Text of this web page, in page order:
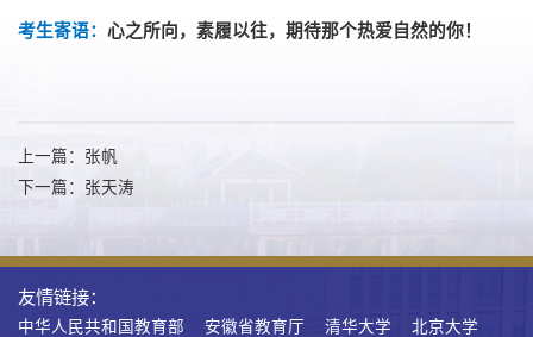
考生寄语： 心之所向，素履以往，期待那个热爱自然的你！
上一篇：张帆
下一篇：张天涛
友情链接：
中华人民共和国教育部 安徽省教育厅 清华大学
北京大学